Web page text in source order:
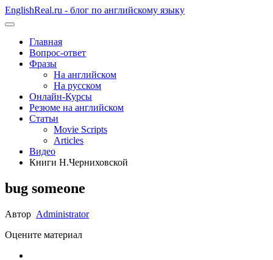
EnglishReal.ru - блог по английскому языку
Главная
Вопрос-ответ
Фразы
На английском
На русском
Онлайн-Курсы
Резюме на английском
Статьи
Movie Scripts
Articles
Видео
Книги Н.Черниховской
bug someone
Автор Administrator
Оцените материал